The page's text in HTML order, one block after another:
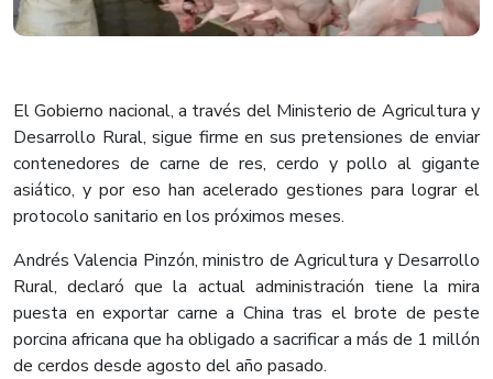
El Gobierno nacional, a través del Ministerio de Agricultura y
Desarrollo Rural, sigue firme en sus pretensiones de enviar
contenedores de carne de res, cerdo y pollo al gigante
asiático, y por eso han acelerado gestiones para lograr el
protocolo sanitario en los próximos meses.
Andrés Valencia Pinzón, ministro de Agricultura y Desarrollo
Rural, declaró que la actual administración tiene la mira
puesta en exportar carne a China tras el brote de peste
porcina africana que ha obligado a sacrificar a más de 1 millón
de cerdos desde agosto del año pasado.